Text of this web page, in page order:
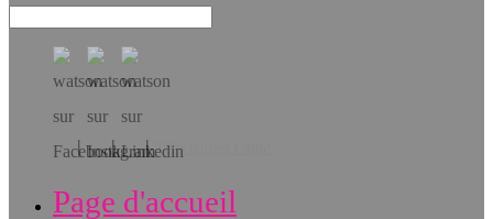
Téléchargez l’app!
Page d'accueil